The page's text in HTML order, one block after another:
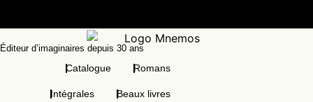
Éditeur d’imaginaires depuis 30 ans
Catalogue Romans
Intégrales Beaux livres